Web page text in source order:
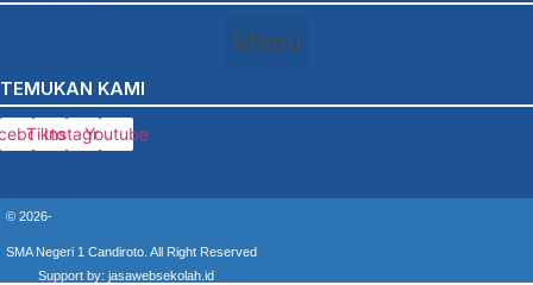
Menu
TEMUKAN KAMI
Tiktok
Instagram
Youtube
© 2026-
SMA Negeri 1 Candiroto. All Right Reserved
Support by: jasawebsekolah.id